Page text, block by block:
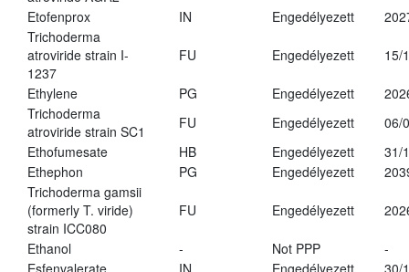
Etofenprox
IN Engedélyezett
Trichoderma
atroviride strain I-
1237
FU Engedélyezett 15/
Ethylene PG Engedélyezett
Trichoderma
atroviride strain SC1
FU Engedélyezett
06/
Ethofumesate
HB Engedélyezett
31/
Ethephon
PG Engedélyezett
Trichoderma gamsii
(formerly T. viride)
strain ICC080
FU Engedélyezett
Ethanol - Not PPP
-